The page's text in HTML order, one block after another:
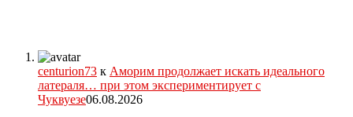
centurion73 к Аморим продолжает искать идеального
латераля… при этом экспериментирует с
Чуквуезе06.08.2026